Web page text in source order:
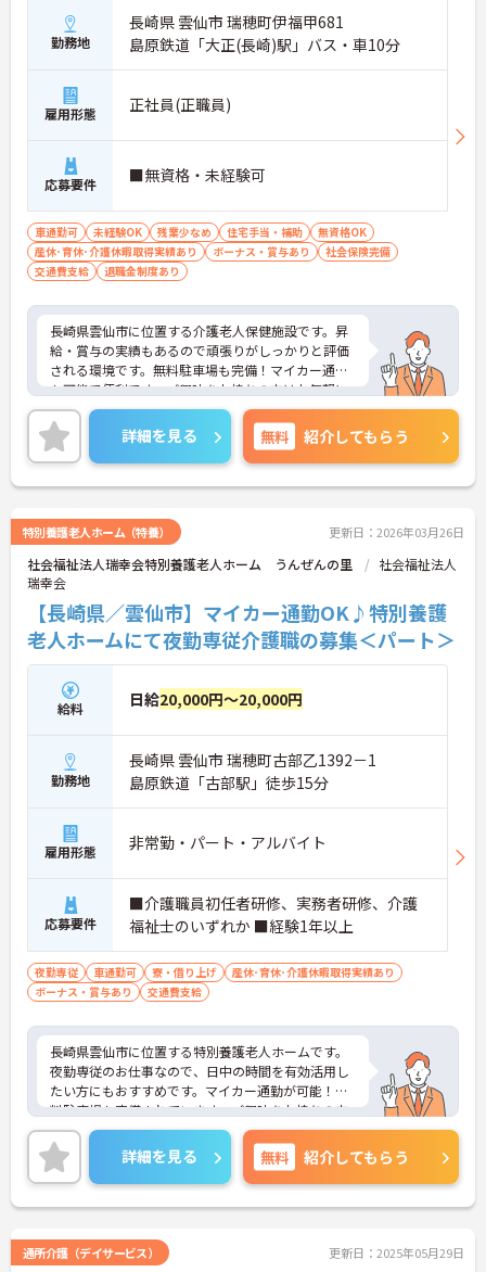
勤務地
長崎県 雲仙市 瑞穂町伊福甲681
島原鉄道「大正(長崎)駅」バス・車10分
雇用形態 正社員(正職員)
応募要件 ■無資格・未経験可
車通勤可 未経験OK 残業少なめ 住宅手当・補助
無資格OK
産休･育休･介護休暇取得実績あり
ボーナス・賞与あり
社会保険完備
交通費支給
退職金制度あり
長崎県雲仙市に位置する介護老人保健施設です。昇
給・賞与の実績もあるので頑張りがしっかりと評価
される環境です。無料駐車場も完備！マイカー通勤
も可能で便利です。ご興味をお持ちの方はお気軽に
お問い合わせください。
詳細を見る 無料 紹介してもらう
特別養護老人ホーム（特養） 更新日：2026年03月26日
社会福祉法人瑞幸会特別養護老人ホーム うんぜんの里
社会福祉法人
瑞幸会
【長崎県／雲仙市】マイカー通勤OK♪特別養護
老人ホームにて夜勤専従介護職の募集＜パート＞
給料 日給20,000円～20,000円
勤務地
長崎県 雲仙市 瑞穂町古部乙1392－1
島原鉄道「古部駅」徒歩15分
雇用形態 非常勤・パート・アルバイト
応募要件
■介護職員初任者研修、実務者研修、介護
福祉士のいずれか ■経験1年以上
夜勤専従 車通勤可 寮・借り上げ
産休･育休･介護休暇取得実績あり
ボーナス・賞与あり
交通費支給
長崎県雲仙市に位置する特別養護老人ホームです。
夜勤専従のお仕事なので、日中の時間を有効活用し
たい方にもおすすめです。マイカー通勤が可能！無
料駐車場も完備されています。ご興味をお持ちの方
はお気軽にお問い合わせください。
詳細を見る 無料 紹介してもらう
通所介護（デイサービス） 更新日：2025年05月29日